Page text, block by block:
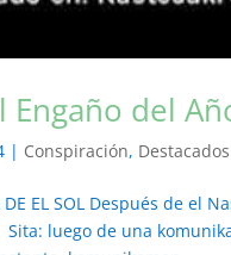
del
| Conspiración, Destacados
DE EL SOL Después de el
luego de una